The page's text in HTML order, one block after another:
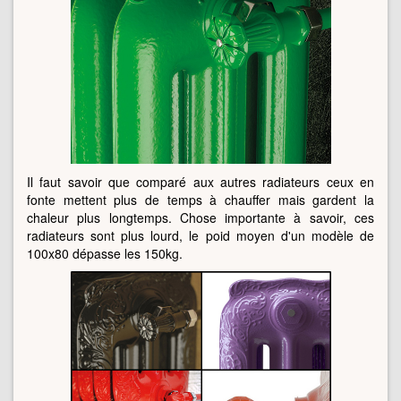
Il faut savoir que comparé aux autres radiateurs ceux en
fonte mettent plus de temps à chauffer mais gardent la
chaleur plus longtemps. Chose importante à savoir, ces
radiateurs sont plus lourd, le poid moyen d'un modèle de
100x80 dépasse les 150kg.